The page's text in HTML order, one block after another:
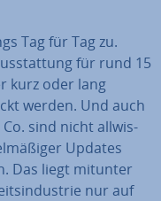
Tag für Tag zu.
für rund 15
kurz oder lang
werden. Und auch
sind nicht all­wis­
Updates
Das liegt mitunter
nur auf